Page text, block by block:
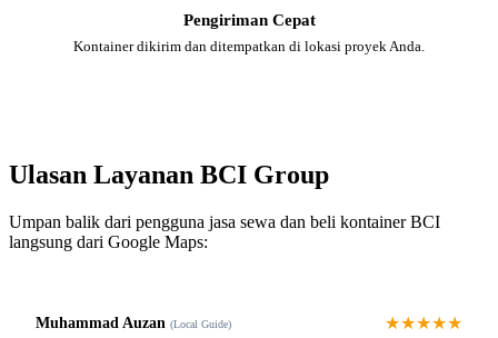
Pengiriman Cepat
Kontainer dikirim dan ditempatkan di lokasi proyek Anda.
Ulasan Layanan BCI Group
Umpan balik dari pengguna jasa sewa dan beli kontainer BCI
langsung dari Google Maps:
Muhammad Auzan (Local Guide) ★★★★★